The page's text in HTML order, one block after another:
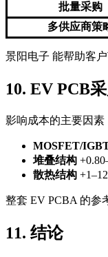
批量采购
多供应商策
景阳电子 能帮助客户
10. EV PCB
影响成本的主要因素
MOSFET/
堆叠结构
散热结构
整套 EV PCBA 的参
11. 结论